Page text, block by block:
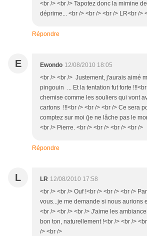
<br /> <br /> Tapotez donc la mimine
déprime... <br /> <br /> <br /> LR<br />
Répondre
E Ewondo 12/08/2010 18:05
<br /> <br /> Justement, j'aurais aimé
pingouin ... Et la tentation fut forte
chemise comme les souliers qui vont
cartons !!!<br /> <br /> <br /> Ce sera
comptez sur moi (je ne lâche pas le
<br /> Pierre. <br /> <br /> <br /> <br />
Répondre
L LR 12/08/2010 17:58
<br /> <br /> Ouf !<br /> <br /> <br />
vous...je me demande si nous aurions
<br /> <br /> <br /> J'aime les
bon ton, naturellement !<br /> <br />
/> <br />